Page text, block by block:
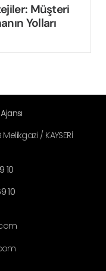
Müşteri
Yolları
/ KAYSERİ
10
10